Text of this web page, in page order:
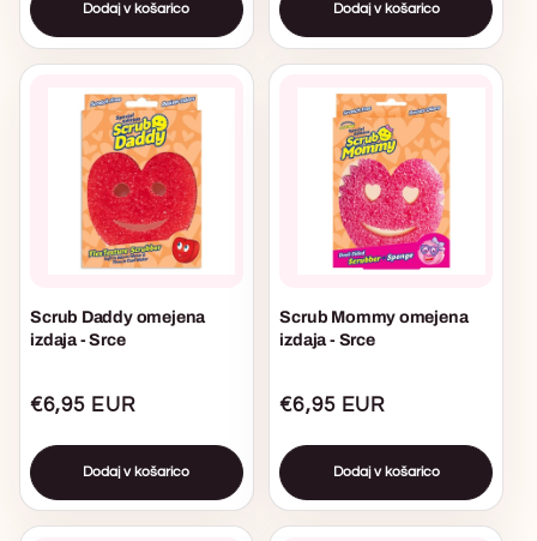
Dodaj v košarico Dodaj v košarico
Scrub Daddy omejena
izdaja - Srce
Običajna
€6,95 EUR
Dodaj v košarico
Scrub Mommy omejena
izdaja - Srce
Običajna
€6,95 EUR
Dodaj v košarico